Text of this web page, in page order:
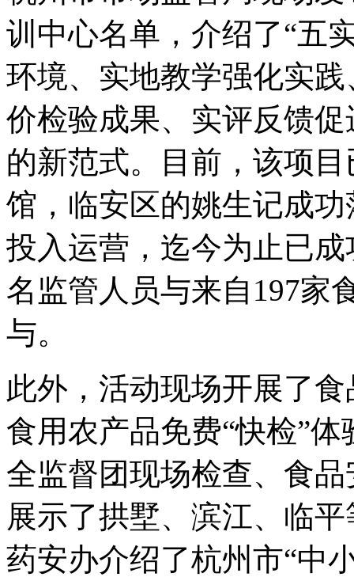
训中心名单，介绍了“五
环境、实地教学强化实
价检验成果、实评反馈
的新范式。目前，该项
馆，临安区的姚生记成
投入运营，迄今为止已
名监管人员与来自197家
与。
此外，活动现场开展了
食用农产品免费“快检”
全监督团现场检查、食
展示了拱墅、滨江、临
药安办介绍了杭州市“中